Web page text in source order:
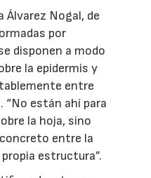
Álvarez Nogal, de
por
disponen a modo
la epidermis y
entre
“No están ahí para
la hoja, sino
entre la
estructura”.